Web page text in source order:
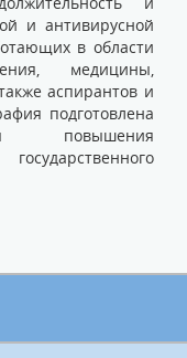
и антивирусной
в области
медицины,
аспирантов и
подготовлена
повышения